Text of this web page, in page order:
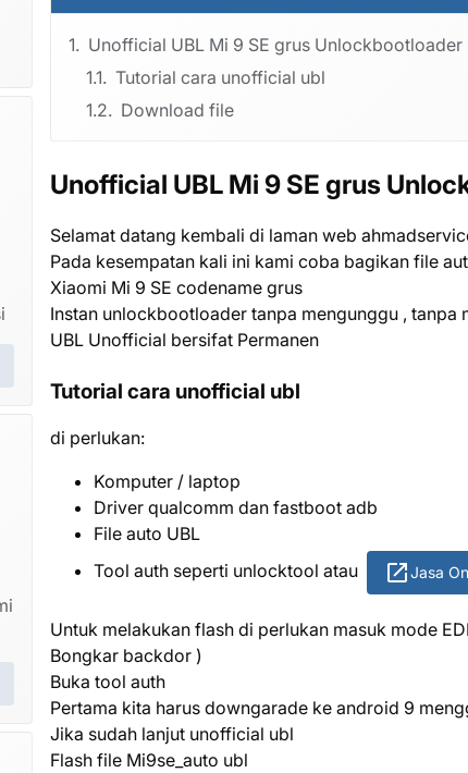
Unofficial UBL Mi 9 SE grus Unlockbootloader
Tutorial cara unofficial ubl
Download file
Unofficial UBL Mi 9 SE grus
Selamat datang kembali di laman web
Pada kesempatan kali ini kami coba bagikan file
Xiaomi Mi 9 SE codename grus
Instan unlockbootloader tanpa mengunggu , tanpa
UBL Unofficial bersifat Permanen
Tutorial cara unofficial ubl
di perlukan:
Komputer / laptop
Driver qualcomm dan fastboot adb
File auto UBL
Tool auth seperti unlocktool atau
Jasa
Untuk melakukan flash di perlukan masuk mode
Bongkar backdor )
Buka tool auth
Pertama kita harus downgarade ke android 9
Jika sudah lanjut unofficial ubl
Flash file Mi9se_auto ubl